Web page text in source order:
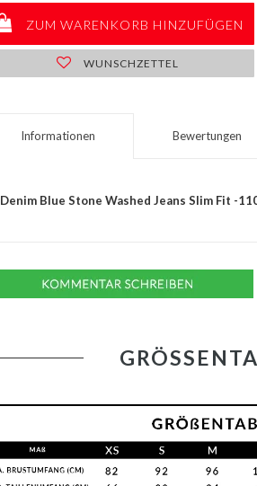
ZUM WARENKORB HINZUFÜGEN
WUNSCHZETTEL
Informationen Bewertungen
Denim Blue Stone Washed Jeans Slim Fit -